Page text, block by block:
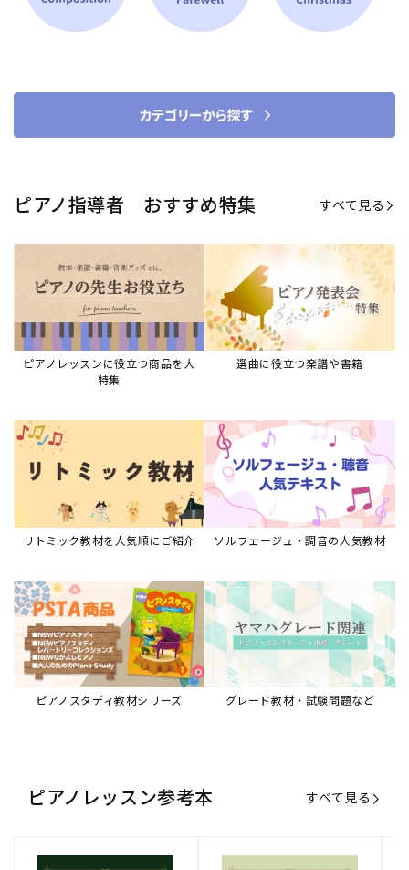
ピアノ指導者 おすすめ特集 すべて見る
ピアノレッスンに役立つ商品を大
特集
選曲に役立つ楽譜や書籍
リトミック教材を人気順にご紹介 ソルフェージュ・調音の人気教材
ピアノスタディ教材シリーズ グレード教材・試験問題など
ピアノレッスン参考本 すべて見る